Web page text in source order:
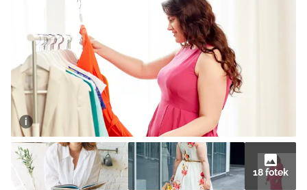
Všechny kategorie
Testy a kvízy
Všechny kategorie
Tvoření
Rady a tipy
BurdaMedia
Extra
SVĚT ŽENY - 599 KČ
ROČNÍ PŘEDPLATNÉ SVĚT ŽENY +
SADA PRODUKTŮ MANA (10 ks)
18 fotek